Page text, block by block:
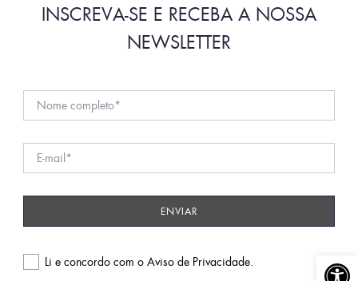
Abrir
INSCREVA-SE E RECEBA A NOSSA
NEWSLETTER
Li e concordo com o Aviso de Privacidade.